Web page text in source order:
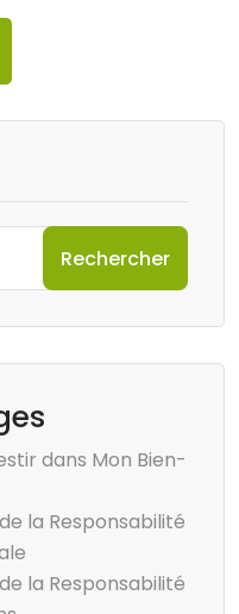
Rechercher
dans Mon Bien-
la Responsabilité
la Responsabilité